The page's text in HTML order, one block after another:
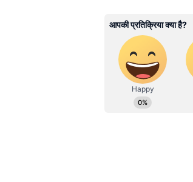
1 गाजर कद्दूकस की
1 प्याज बारीक कटा
1-2 चम्मच अदरक-
1 टेबलस्पून शेजवान
उनके प्रोफेशनल